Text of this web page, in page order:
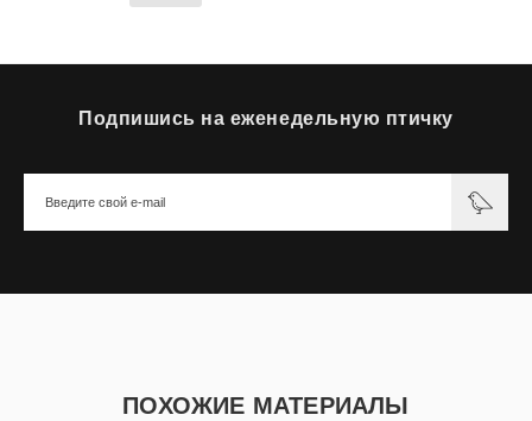
Подпишись на еженедельную птичку
ПОХОЖИЕ МАТЕРИАЛЫ